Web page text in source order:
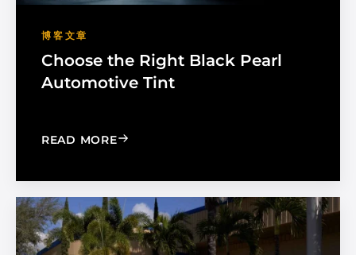
博客文章
Choose the Right Black Pearl
Automotive Tint
READ MORE: CHOOSE THE RIGHT BLACK PEARL